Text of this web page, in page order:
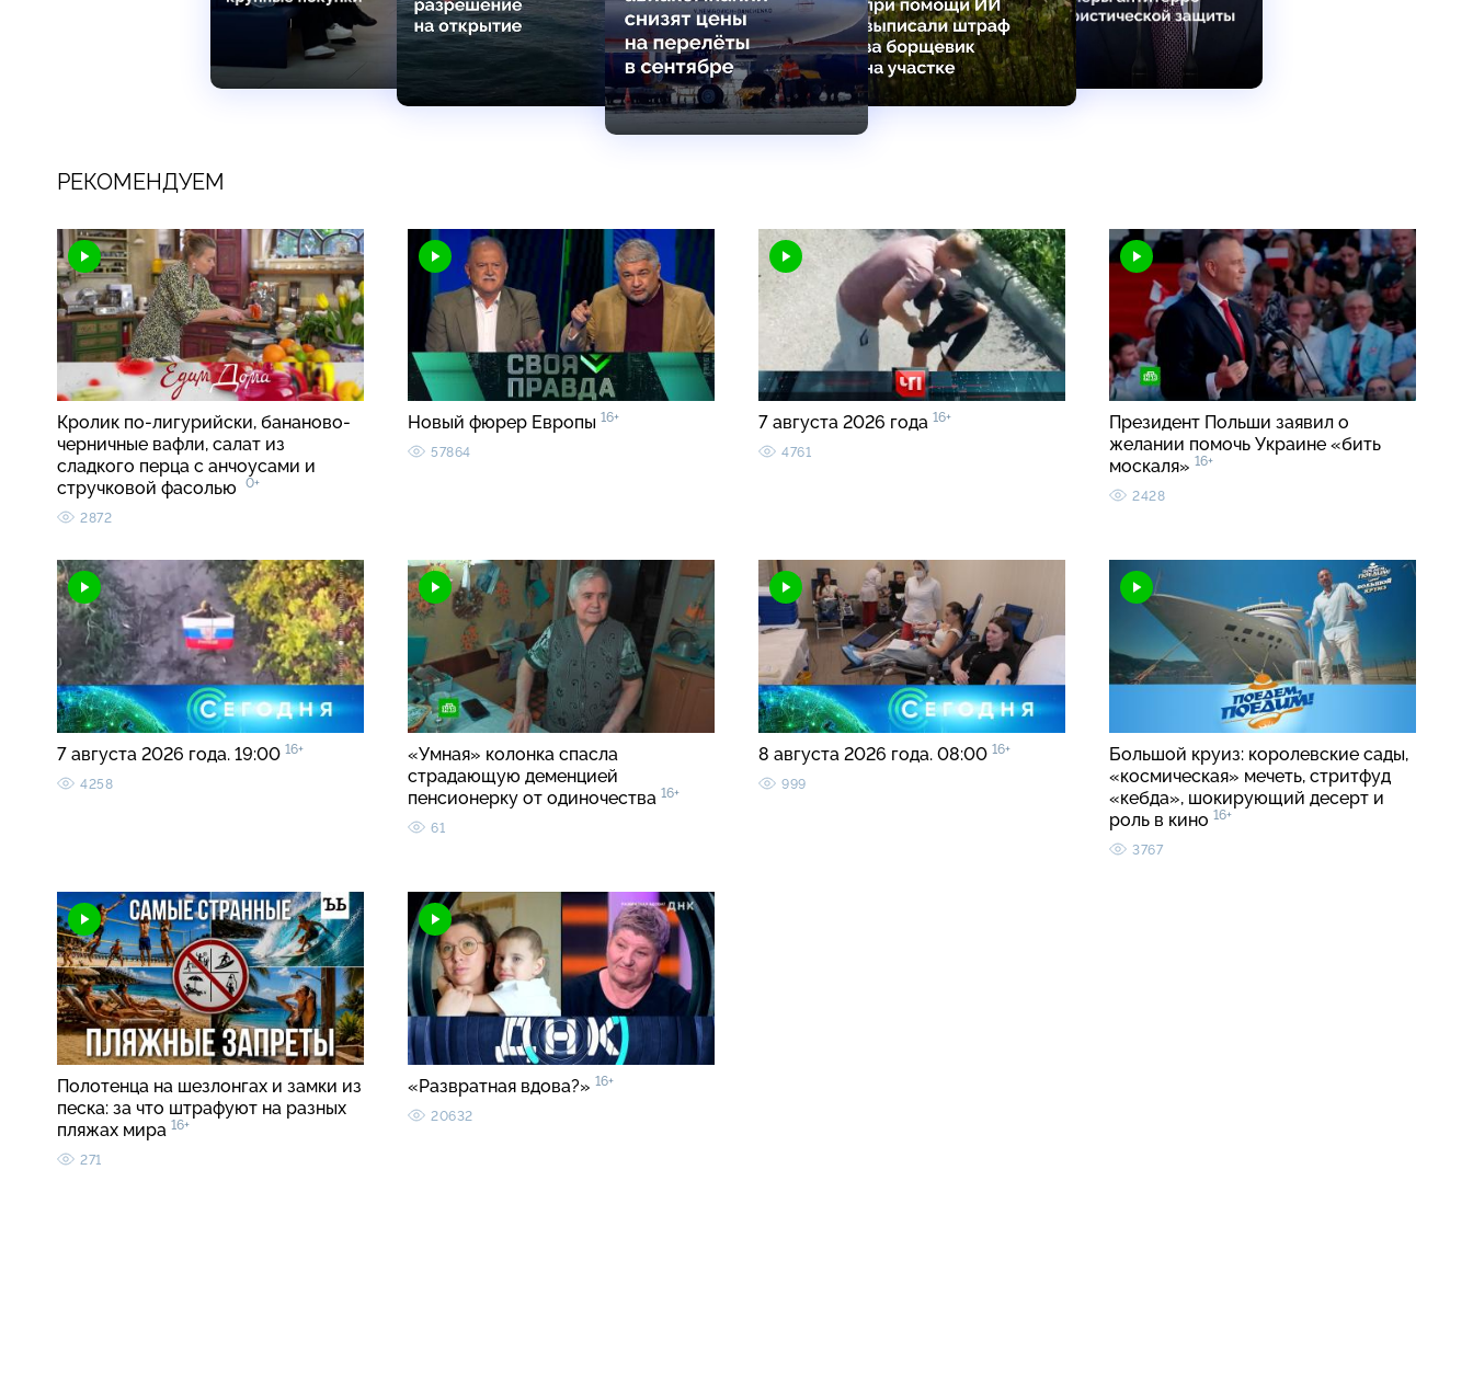
РЕКОМЕНДУЕМ
Кролик по-лигурийски, бананово-
черничные вафли, салат из
сладкого перца с анчоусами и
стручковой фасолью
0+
2872
Новый фюрер Европы 16+
57864
7 августа 2026 года 16+
4761
Президент Польши заявил о
желании помочь Украине «бить
москаля» 16+
2428
7 августа 2026 года. 19:00 16+
4258
«Умная» колонка спасла
страдающую деменцией
пенсионерку от одиночества 16+
61
8 августа 2026 года. 08:00 16+
999
Большой круиз: королевские сады,
«космическая» мечеть, стритфуд
«кебда», шокирующий десерт и
роль в кино 16+
3767
Полотенца на шезлонгах и замки из
песка: за что штрафуют на разных
пляжах мира 16+
271
«Развратная вдова?» 16+
20632